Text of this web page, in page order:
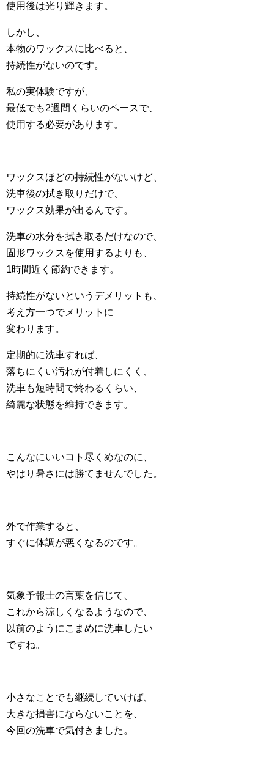
使用後は光り輝きます。
しかし、
本物のワックスに比べると、
持続性がないのです。
私の実体験ですが、
最低でも2週間くらいのペースで、
使用する必要があります。
ワックスほどの持続性がないけど、
洗車後の拭き取りだけで、
ワックス効果が出るんです。
洗車の水分を拭き取るだけなので、
固形ワックスを使用するよりも、
1時間近く節約できます。
持続性がないというデメリットも、
考え方一つでメリットに
変わります。
定期的に洗車すれば、
落ちにくい汚れが付着しにくく、
洗車も短時間で終わるくらい、
綺麗な状態を維持できます。
こんなにいいコト尽くめなのに、
やはり暑さには勝てませんでした。
外で作業すると、
すぐに体調が悪くなるのです。
気象予報士の言葉を信じて、
これから涼しくなるようなので、
以前のようにこまめに洗車したい
ですね。
小さなことでも継続していけば、
大きな損害にならないことを、
今回の洗車で気付きました。